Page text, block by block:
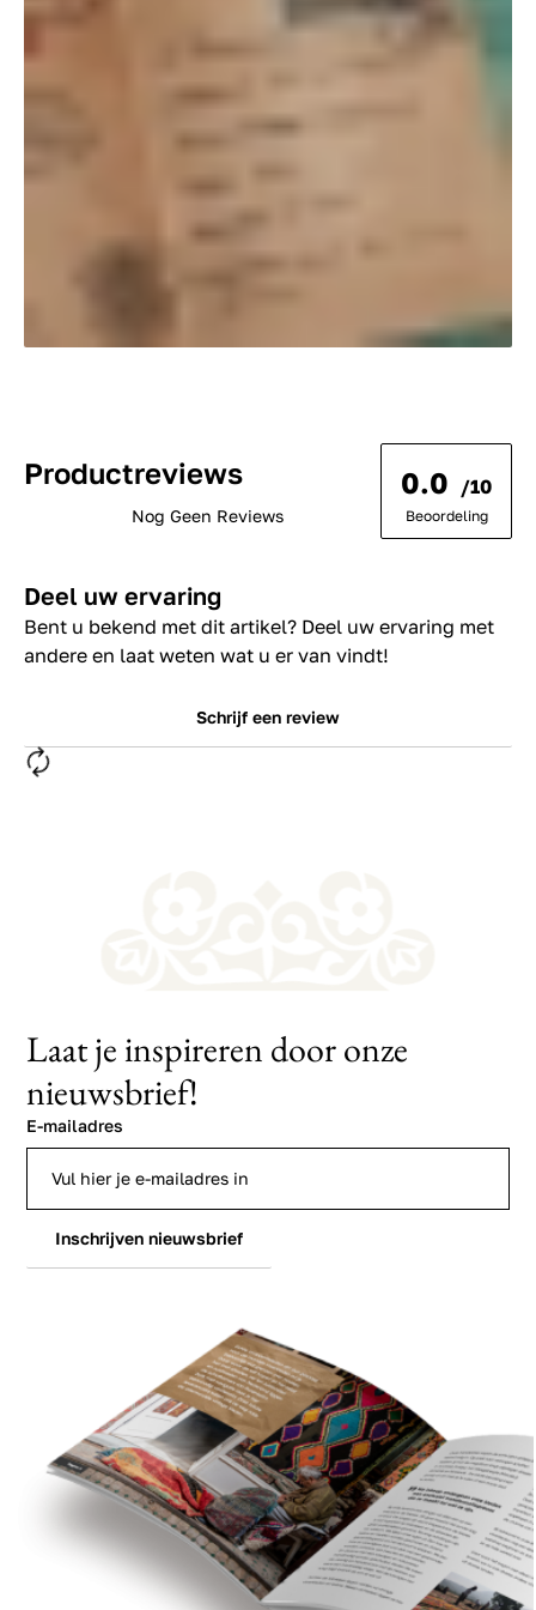
Productreviews
Nog Geen Reviews
0.0 /10
Beoordeling
Deel uw ervaring
Bent u bekend met dit artikel? Deel uw ervaring met
andere en laat weten wat u er van vindt!
Schrijf een review
Laat je inspireren door onze
nieuwsbrief!
E-mailadres
Inschrijven nieuwsbrief